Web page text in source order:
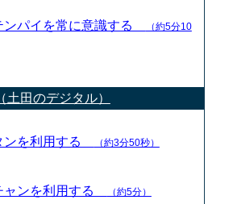
ンパイを常に意識する
（約5分10
田のデジタル）
ンを利用する （約3分50秒）
ャンを利用する （約5分）